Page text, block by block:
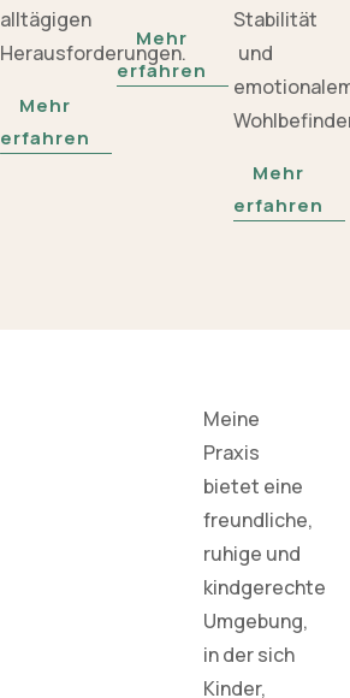
alltägigen
Herausforderungen.
Mehr
erfahren
Mehr
erfahren
Stabilität
und
Mehr
erfahren
Meine
Praxis
bietet eine
freundliche,
ruhige und
kindgerechte
Umgebung,
in der sich
Kinder,